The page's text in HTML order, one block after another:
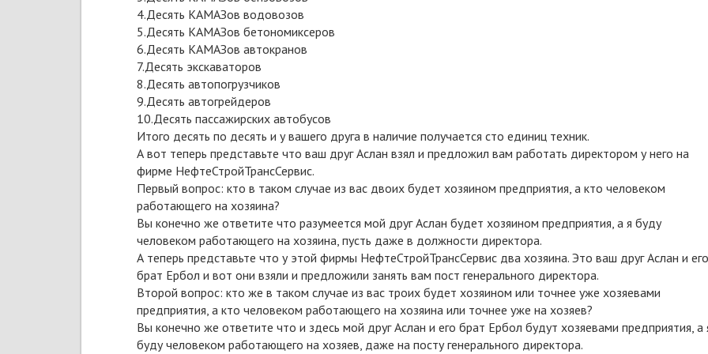
4.Десять КАМАЗов водовозов
5.Десять КАМАЗов бетономиксеров
6.Десять КАМАЗов автокранов
7.Десять экскаваторов
8.Десять автопогрузчиков
9.Десять автогрейдеров
10.Десять пассажирских автобусов
Итого десять по десять и у вашего друга в наличие получается сто единиц техник.
А вот теперь представьте что ваш друг Аслан взял и предложил вам работать директором у него на
фирме НефтеСтройТрансСервис.
Первый вопрос: кто в таком случае из вас двоих будет хозяином предприятия, а кто человеком
работающего на хозяина?
Вы конечно же ответите что разумеется мой друг Аслан будет хозяином предприятия, а я буду
человеком работающего на хозяина, пусть даже в должности директора.
А теперь представьте что у этой фирмы НефтеСтройТрансСервис два хозяина. Это ваш друг Аслан и его
брат Ербол и вот они взяли и предложили занять вам пост генерального директора.
Второй вопрос: кто же в таком случае из вас троих будет хозяином или точнее уже хозяевами
предприятия, а кто человеком работающего на хозяина или точнее уже на хозяев?
Вы конечно же ответите что и здесь мой друг Аслан и его брат Ербол будут хозяевами предприятия, а
буду человеком работающего на хозяев, даже на посту генерального директора.